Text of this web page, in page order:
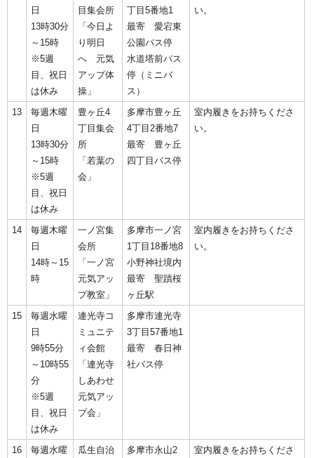
日
13時30分
～15時
※5週
目、祝日
は休み
目集会所
「今日よ
り明日
へ 元気
アップ体
操」
丁目5番地1
最寄 愛宕東
公園バス停
水道塔前バス
停（ミニバ
ス）
い。
13
毎週木曜
日
13時30分
～15時
※5週
目、祝日
は休み
豊ヶ丘4
丁目集会
所
「若葉の
会」
多摩市豊ヶ丘
4丁目2番地7
最寄 豊ヶ丘
四丁目バス停
室内履きをお持ちくださ
い。
14
毎週木曜
日
14時～15
時
一ノ宮集
会所
「一ノ宮
元気アッ
プ教室」
多摩市一ノ宮
1丁目18番地8
小野神社境内
最寄 聖蹟桜
ヶ丘駅
室内履きをお持ちくださ
い。
15
毎週水曜
日
9時55分
～10時55
分
※5週
目、祝日
は休み
連光寺コ
ミュニテ
ィ会館
「連光寺
しあわせ
元気アッ
プ会」
多摩市連光寺
3丁目57番地1
最寄 春日神
社バス停
16
毎週水曜
瓜生自治
多摩市永山2
室内履きをお持ちくださ